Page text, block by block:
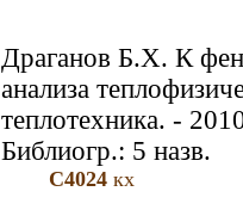
Драганов Б.Х. К
анализа
теплотехника. -
Библиогр.: 5 назв.
С4024 кх